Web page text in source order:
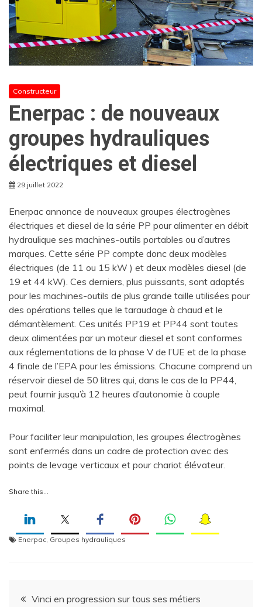
Constructeur
Enerpac : de nouveaux
groupes hydrauliques
électriques et diesel
29 juillet 2022
Enerpac annonce de nouveaux groupes électrogènes
électriques et diesel de la série PP pour alimenter en débit
hydraulique ses machines-outils portables ou d’autres
marques. Cette série PP compte donc deux modèles
électriques (de 11 ou 15 kW ) et deux modèles diesel (de
19 et 44 kW). Ces derniers, plus puissants, sont adaptés
pour les machines-outils de plus grande taille utilisées pour
des opérations telles que le taraudage à chaud et le
démantèlement. Ces unités PP19 et PP44 sont toutes
deux alimentées par un moteur diesel et sont conformes
aux réglementations de la phase V de l’UE et de la phase
4 finale de l’EPA pour les émissions. Chacune comprend un
réservoir diesel de 50 litres qui, dans le cas de la PP44,
peut fournir jusqu’à 12 heures d’autonomie à couple
maximal.
Pour faciliter leur manipulation, les groupes électrogènes
sont enfermés dans un cadre de protection avec des
points de levage verticaux et pour chariot élévateur.
Share this…
Enerpac Groupes hydrauliques
Navigation
Vinci en progression sur tous ses métiers